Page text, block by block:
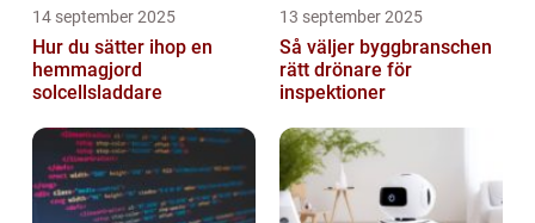
14 september 2025
Hur du sätter ihop en
hemmagjord
solcellsladdare
13 september 2025
Så väljer byggbranschen
rätt drönare för
inspektioner